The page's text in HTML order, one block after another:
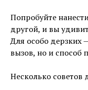
Попробуйте
другой, и вы
Для особо дерзких
вызов, но и способ
Несколько советов